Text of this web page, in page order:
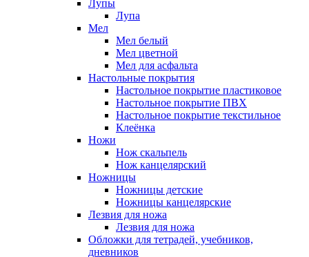
Лупы
Лупа
Мел
Мел белый
Мел цветной
Мел для асфальта
Настольные покрытия
Настольное покрытие пластиковое
Настольное покрытие ПВХ
Настольное покрытие текстильное
Клеёнка
Ножи
Нож скальпель
Нож канцелярский
Ножницы
Ножницы детские
Ножницы канцелярские
Лезвия для ножа
Лезвия для ножа
Обложки для тетрадей, учебников,
дневников